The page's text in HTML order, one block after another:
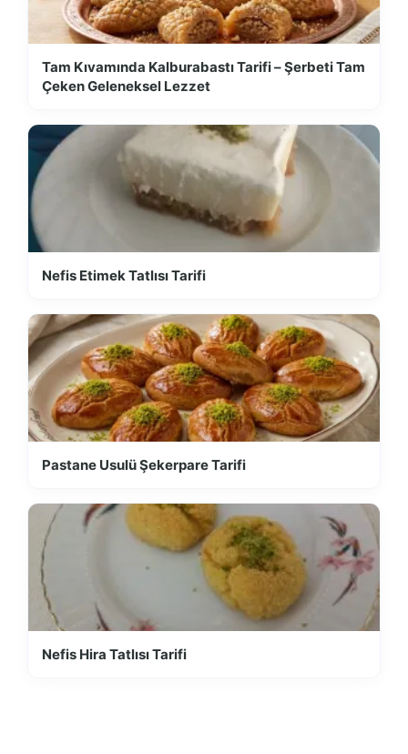
Tam Kıvamında Kalburabastı Tarifi – Şerbeti Tam
Çeken Geleneksel Lezzet
Nefis Etimek Tatlısı Tarifi
Pastane Usulü Şekerpare Tarifi
Nefis Hira Tatlısı Tarifi